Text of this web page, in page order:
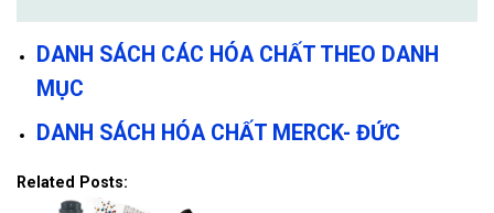
DANH SÁCH CÁC HÓA CHẤT THEO DANH
MỤC
DANH SÁCH HÓA CHẤT MERCK- ĐỨC
Related Posts: